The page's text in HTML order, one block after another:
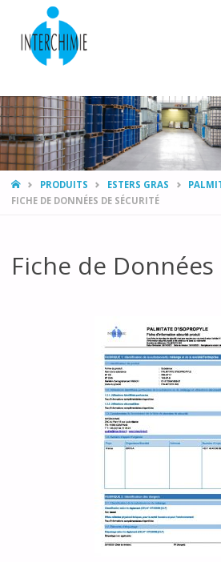
HOMEPRODUITS ESTERS GRAS
FICHE DE DONNÉES DE SÉCURITÉ
Fiche de